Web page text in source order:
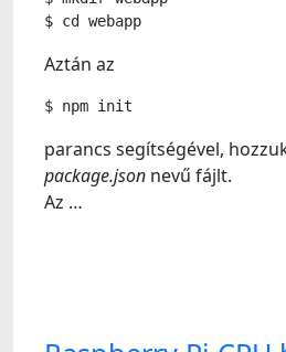
$ cd
Aztán az
$ npm
parancs segítségével,
package.json nevű fájlt.
Az …